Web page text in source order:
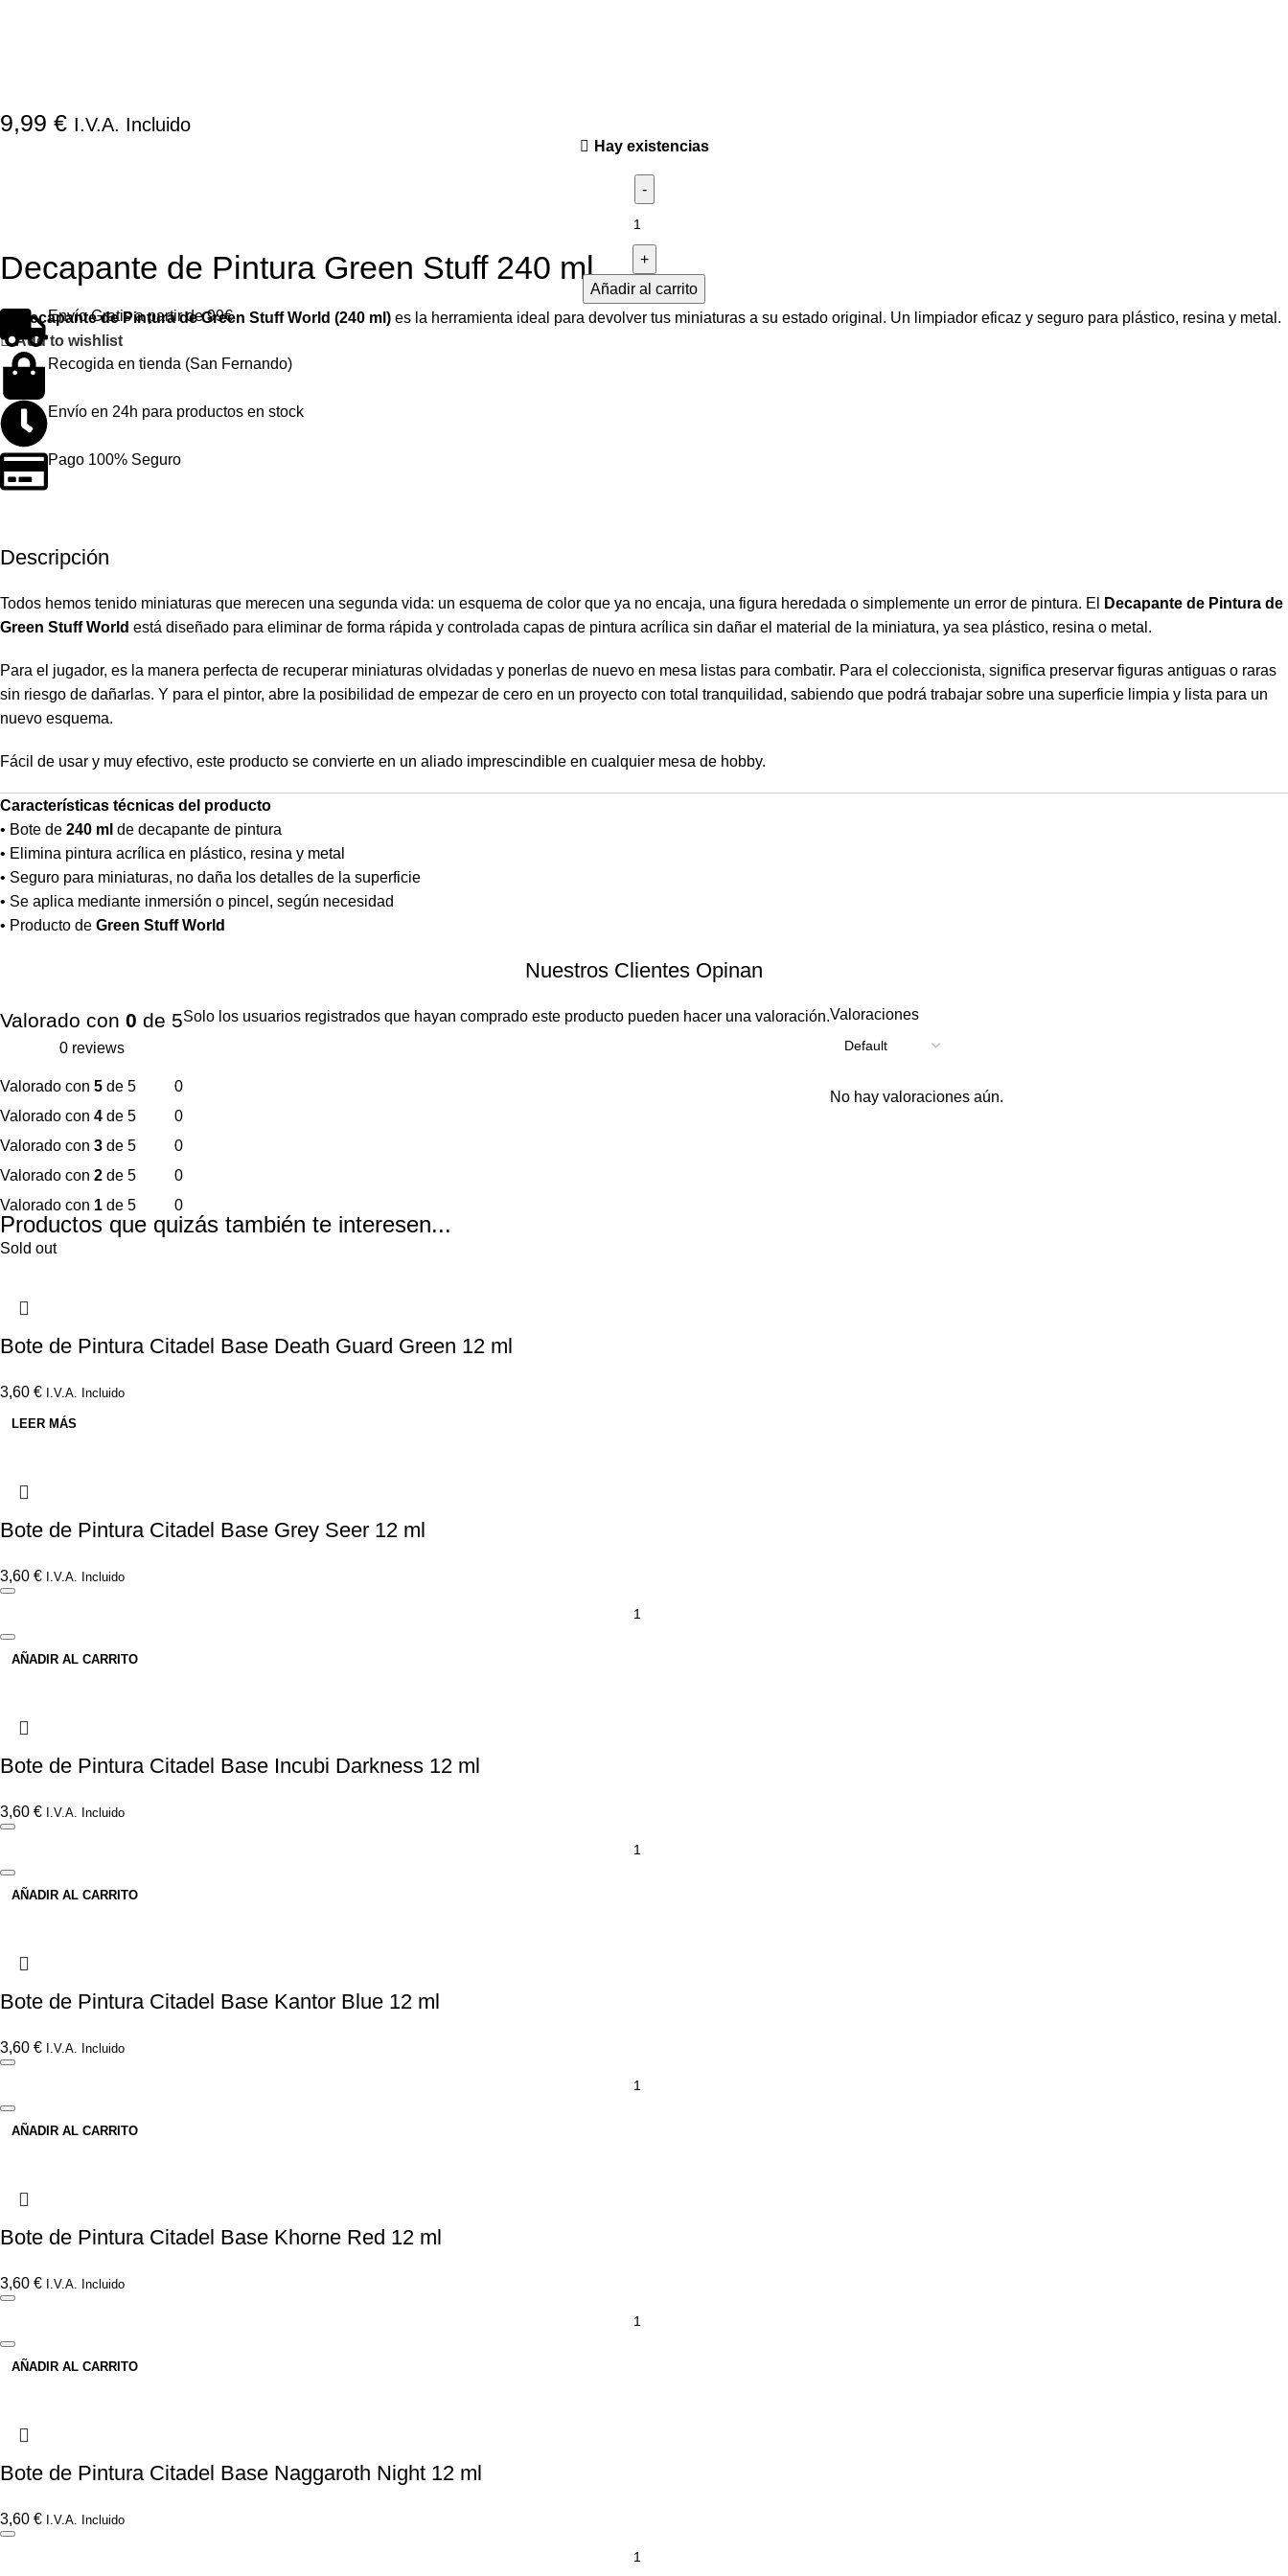
9,99 € I.V.A. Incluido
Hay existencias
Añadir al carrito
Envío Gratis a partir de 99€
Recogida en tienda (San Fernando)
Envío en 24h para productos en stock
Pago 100% Seguro
Descripción
Todos hemos tenido miniaturas que merecen una segunda vida: un esquema de color que ya no encaja, una figura heredada o simplemente un error de pintura. El
Decapante de Pintura de
Green Stuff World está diseñado para eliminar de forma rápida y controlada capas de pintura acrílica sin dañar el material de la miniatura, ya sea plástico, resina o metal.
Para el jugador, es la manera perfecta de recuperar miniaturas olvidadas y ponerlas de nuevo en mesa listas para combatir. Para el coleccionista, significa preservar figuras antiguas o raras
sin riesgo de dañarlas. Y para el pintor, abre la posibilidad de empezar de cero en un proyecto con total tranquilidad, sabiendo que podrá trabajar sobre una superficie limpia y lista para un
nuevo esquema.
Fácil de usar y muy efectivo, este producto se convierte en un aliado imprescindible en cualquier mesa de hobby.
Características técnicas del producto
• Bote de 240 ml de decapante de pintura
• Elimina pintura acrílica en plástico, resina y metal
• Seguro para miniaturas, no daña los detalles de la superficie
• Se aplica mediante inmersión o pincel, según necesidad
• Producto de Green Stuff World
Nuestros Clientes Opinan
Valorado con 0 de 5
0 reviews
Valorado con 5 de 5
0
Valorado con 4 de 5
0
Valorado con 3 de 5
0
Valorado con 2 de 5
0
Valorado con 1 de 5 0
Valoraciones
No hay valoraciones aún.
Solo los usuarios registrados que hayan comprado este producto pueden hacer una valoración.
Productos que quizás también te interesen...
Sold out
Bote de Pintura Citadel Base Death Guard Green 12 ml
3,60 € I.V.A. Incluido
LEER MÁS
Bote de Pintura Citadel Base Grey Seer 12 ml
3,60 € I.V.A. Incluido
AÑADIR AL CARRITO
Bote de Pintura Citadel Base Incubi Darkness 12 ml
3,60 € I.V.A. Incluido
AÑADIR AL CARRITO
Bote de Pintura Citadel Base Kantor Blue 12 ml
3,60 € I.V.A. Incluido
AÑADIR AL CARRITO
Bote de Pintura Citadel Base Khorne Red 12 ml
3,60 € I.V.A. Incluido
AÑADIR AL CARRITO
Bote de Pintura Citadel Base Naggaroth Night 12 ml
3,60 € I.V.A. Incluido